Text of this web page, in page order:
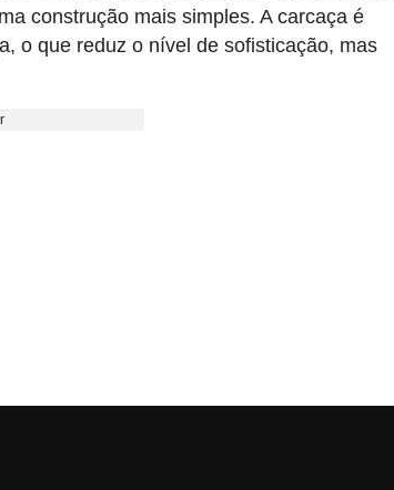
construção mais simples. A carcaça é
o que reduz o nível de sofisticação, mas